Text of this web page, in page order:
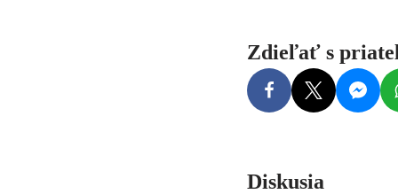
Zdieľať s
Diskusia